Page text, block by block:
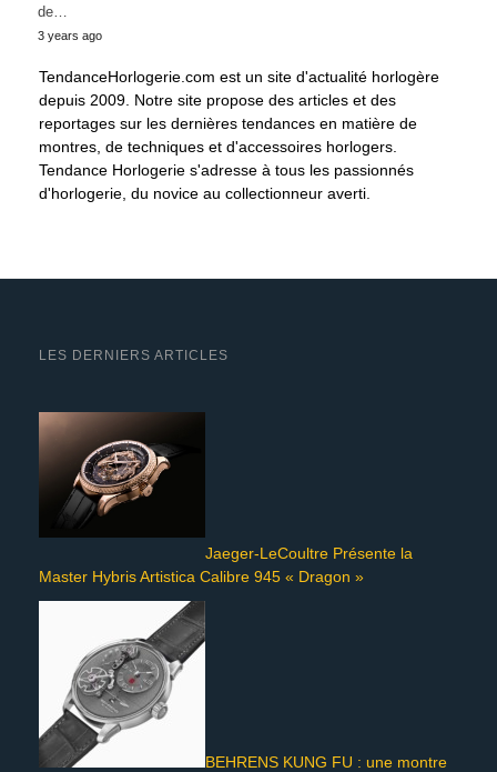
de…
3 years ago
TendanceHorlogerie.com est un site d'actualité horlogère
depuis 2009. Notre site propose des articles et des
reportages sur les dernières tendances en matière de
montres, de techniques et d'accessoires horlogers.
Tendance Horlogerie s'adresse à tous les passionnés
d'horlogerie, du novice au collectionneur averti.
LES DERNIERS ARTICLES
Jaeger-LeCoultre Présente la
Master Hybris Artistica Calibre 945 « Dragon »
BEHRENS KUNG FU : une montre